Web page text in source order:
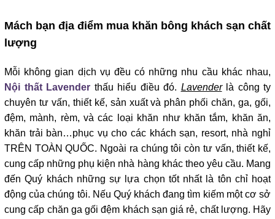
Mách bạn địa điểm mua khăn bông khách sạn chất
lượng
Mỗi không gian dịch vụ đều có những nhu cầu khác nhau,
Nội thất Lavender thấu hiểu điều đó. Lavenderlà công ty
chuyên tư vấn, thiết kế, sản xuất và phân phối chăn, ga, gối,
đệm, mành, rèm, và các loại khăn như khăn tắm, khăn ăn,
khăn trải bàn…phục vụ cho các khách sạn, resort, nhà nghỉ
TRÊN TOÀN QUỐC. Ngoài ra chúng tôi còn tư vấn, thiết kế,
cung cấp những phụ kiện nhà hàng khác theo yêu cầu. Mang
đến Quý khách những sự lựa chọn tốt nhất là tôn chỉ hoạt
động của chúng tôi. Nếu Quý khách đang tìm kiếm một cơ sở
cung cấp chăn ga gối đệm khách sạn giá rẻ, chất lượng. Hãy